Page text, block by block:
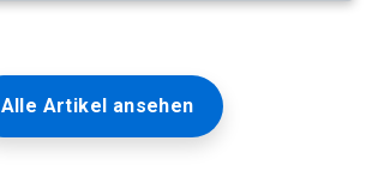
Alle Artikel ansehen